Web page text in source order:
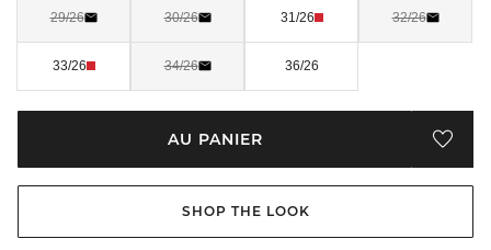
29/26 30/26 31/26 32/26
33/26 34/26 36/26
AU PANIER
SHOP THE LOOK